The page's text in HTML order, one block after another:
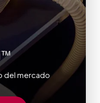
del mercado